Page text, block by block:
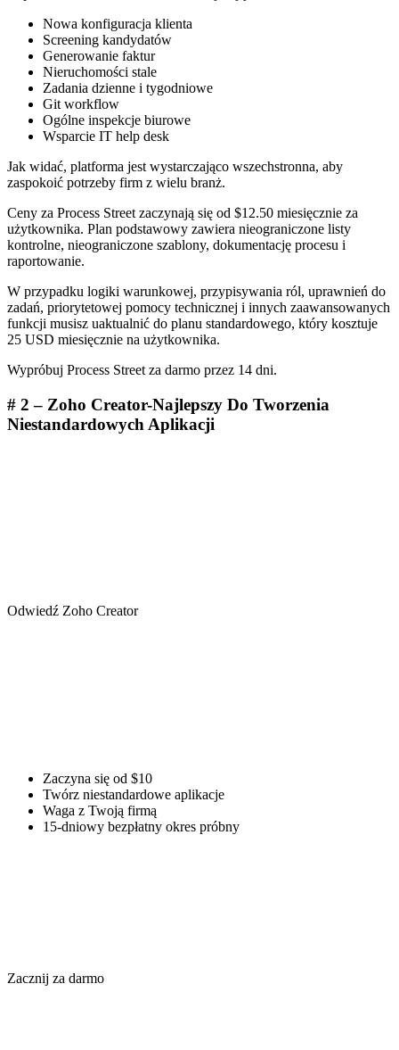
Nowa konfiguracja klienta
Screening kandydatów
Generowanie faktur
Nieruchomości stale
Zadania dzienne i tygodniowe
Git workflow
Ogólne inspekcje biurowe
Wsparcie IT help desk
Jak widać, platforma jest wystarczająco wszechstronna, aby
zaspokoić potrzeby firm z wielu branż.
Ceny za Process Street zaczynają się od $12.50 miesięcznie za
użytkownika. Plan podstawowy zawiera nieograniczone listy
kontrolne, nieograniczone szablony, dokumentację procesu i
raportowanie.
W przypadku logiki warunkowej, przypisywania ról, uprawnień do
zadań, priorytetowej pomocy technicznej i innych zaawansowanych
funkcji musisz uaktualnić do planu standardowego, który kosztuje
25 USD miesięcznie na użytkownika.
Wypróbuj Process Street za darmo przez 14 dni.
# 2 – Zoho Creator-Najlepszy Do Tworzenia
Niestandardowych Aplikacji
Odwiedź Zoho Creator
Zaczyna się od $10
Twórz niestandardowe aplikacje
Waga z Twoją firmą
15-dniowy bezpłatny okres próbny
Zacznij za darmo